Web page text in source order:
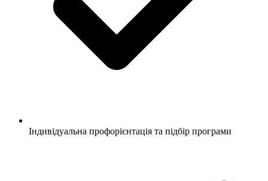
Індивідуальна профорієнтація та підбір програми